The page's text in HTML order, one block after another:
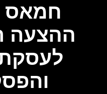
חמאס
ההצעה